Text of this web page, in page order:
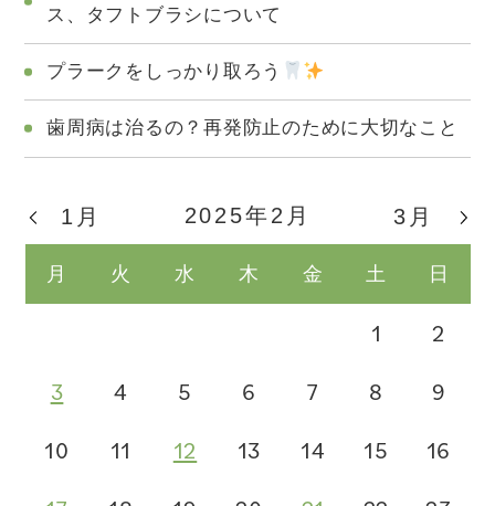
ス、タフトブラシについて
プラークをしっかり取ろう
歯周病は治るの？再発防止のために大切なこと
2025年2月
月 火 水 木 金 土 日
1月 3月
1 2
3 4 5 6 7 8 9
10 11 12 13 14 15 16